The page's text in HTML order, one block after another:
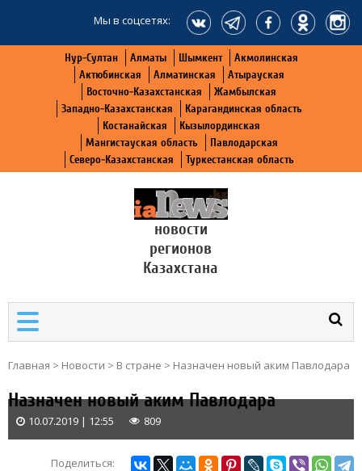
Мы в соцсетях:
Нур-Султан Алматы Шымкент
Акмолинская
Актюбинская
Алматинская
Атырауская
Восточно-Казахстанская
Жамбылская
Западно-Казахстанская
Карагандинская область
Костанайская
Кызылординская
Мангистауская область
Павлодарская
Северо-Казахстанская
Туркестанская область
новости
регионов
Казахстана
Главная > Новости > В стране > Назначен новый аким Павлодара
Назначен новый аким Павлодара
10.07.2019 | 12:55 809
Поделиться: